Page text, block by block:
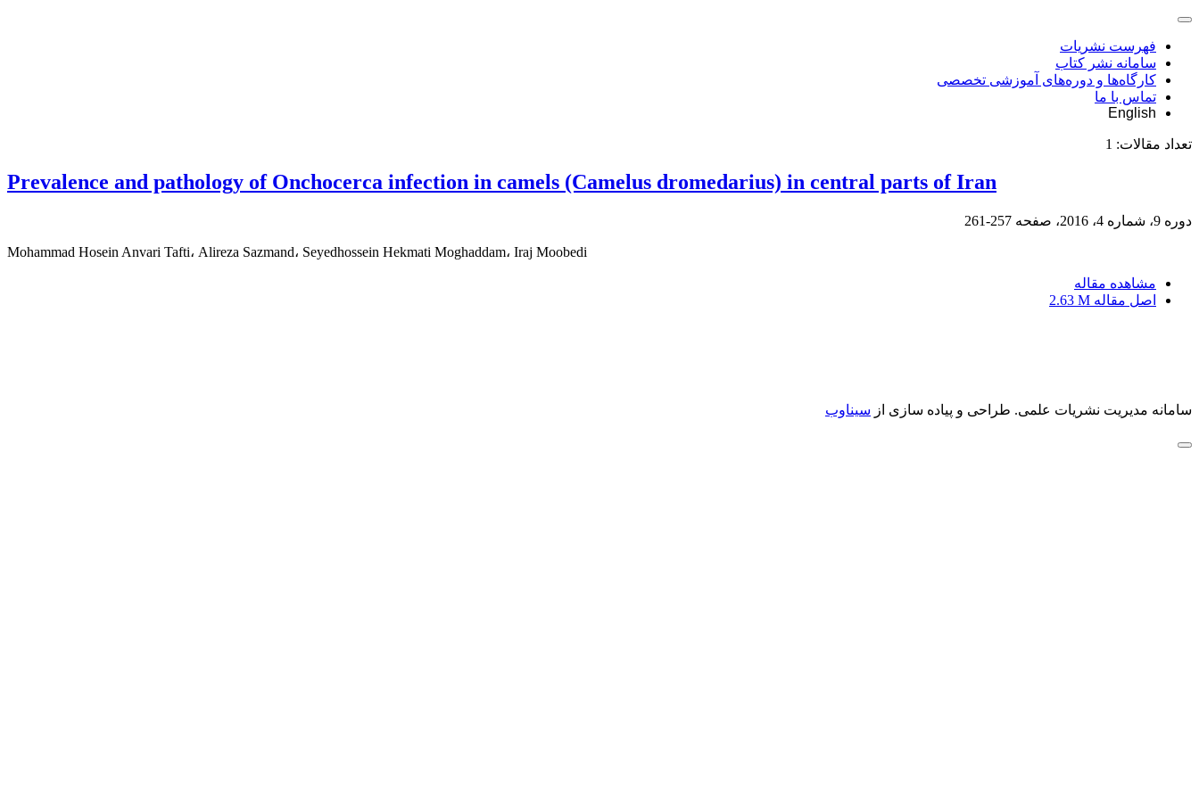
فهرست نشریات
سامانه نشر کتاب
کارگاه‌ها و دوره‌های آموزشی تخصصی
تماس با ما
English
تعداد مقالات: 1
Prevalence and pathology of Onchocerca infection in camels (Camelus dromedarius) in central parts of Iran
دوره 9، شماره 4، 2016، صفحه 257-261
Mohammad Hosein Anvari Tafti، Alireza Sazmand، Seyedhossein Hekmati Moghaddam، Iraj Moobedi
مشاهده مقاله
اصل مقاله 2.63 M
سامانه مدیریت نشریات علمی. طراحی و پیاده سازی از سیناوب